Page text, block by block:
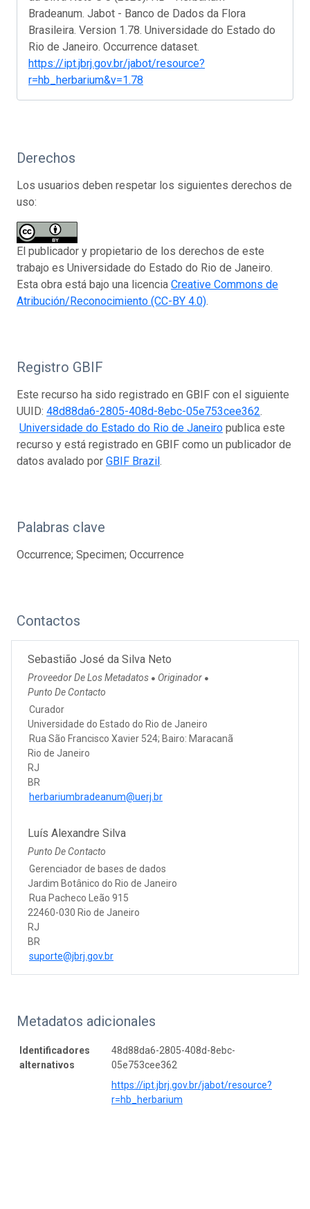
Bradeanum. Jabot - Banco de Dados da Flora
Brasileira. Version 1.78. Universidade do Estado do
Rio de Janeiro. Occurrence dataset.
https://ipt.jbrj.gov.br/jabot/resource?
r=hb_herbarium&v=1.78
Derechos
Los usuarios deben respetar los siguientes derechos de
uso:
El publicador y propietario de los derechos de este
trabajo es Universidade do Estado do Rio de Janeiro.
Esta obra está bajo una licencia Creative Commons de
Atribución/Reconocimiento (CC-BY 4.0).
Registro GBIF
Este recurso ha sido registrado en GBIF con el siguiente
UUID: 48d88da6-2805-408d-8ebc-05e753cee362.
Universidade do Estado do Rio de Janeiro publica este
recurso y está registrado en GBIF como un publicador de
datos avalado por GBIF Brazil.
Palabras clave
Occurrence; Specimen; Occurrence
Contactos
Sebastião José da Silva Neto
Proveedor De Los Metadatos ● Originador ●
Punto De Contacto
Curador
Universidade do Estado do Rio de Janeiro
Rua São Francisco Xavier 524; Bairo: Maracanã
Rio de Janeiro
RJ
BR
herbariumbradeanum@uerj.br
Luís Alexandre Silva
Punto De Contacto
Gerenciador de bases de dados
Jardim Botânico do Rio de Janeiro
Rua Pacheco Leão 915
22460-030 Rio de Janeiro
RJ
BR
suporte@jbrj.gov.br
Metadatos adicionales
Identificadores
alternativos
48d88da6-2805-408d-8ebc-
05e753cee362
https://ipt.jbrj.gov.br/jabot/resource?
r=hb_herbarium